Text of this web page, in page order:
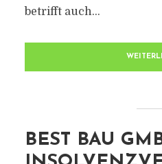
betrifft auch...
BEST BAU